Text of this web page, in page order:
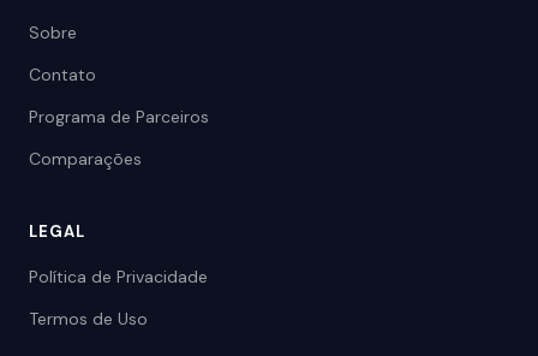
Sobre
Contato
Programa de Parceiros
Comparações
LEGAL
Política de Privacidade
Termos de Uso